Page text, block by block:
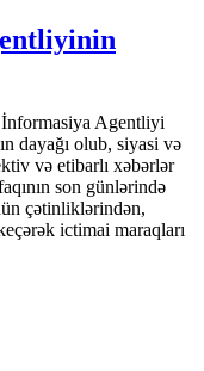
Agentliyi
dayağı olub, siyasi və
və etibarlı xəbərlər
son günlərində
çətinliklərindən,
ictimai maraqları